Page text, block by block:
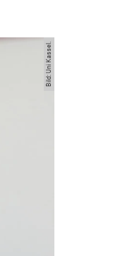
Bild: Uni Kassel.